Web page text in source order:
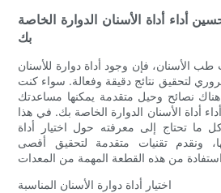
أداء أداة الأسنان الدوارة الخاصة
بك
طب الأسنان، فإن وجود أداة دوارة للأسنان
لتحقيق نتائج دقيقة وفعالة. سواء كنت
هناك نصائح وحيل متقدمة يمكنها مساعدتك
أداة الأسنان الدوارة الخاصة بك. في هذا
ما تحتاج إلى معرفته حول اختيار أداة
ونقدم تقنيات متقدمة لتحقيق أقصى
اختيار أداة دوارة الأسنان المناسبة